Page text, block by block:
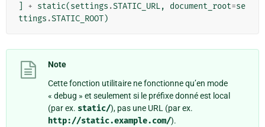
+ static(settings .STATIC_URL, document_root=se
ttings .STATIC_ROOT)
Note
Cette fonction utilitaire ne fonctionne qu’en mode
« debug » et seulement si le préfixe donné est local
(par ex. static/), pas une URL (par ex.
http://static.example.com/).